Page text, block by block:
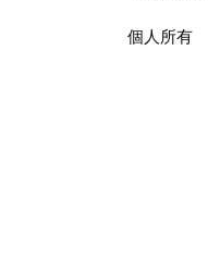
個人所有